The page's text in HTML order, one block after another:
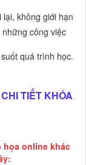
không giới hạn
công việc
quá trình học.
TIẾT KHÓA
họa online khác